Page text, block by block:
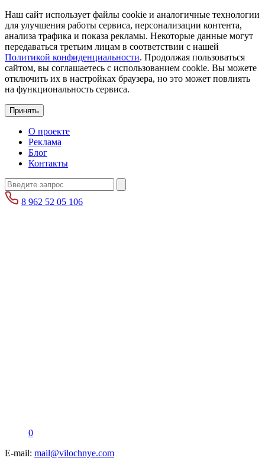
Наш сайт использует файлы cookie и аналогичные технологии
для улучшения работы сервиса, персонализации контента,
анализа трафика и показа рекламы. Некоторые данные могут
передаваться третьим лицам в соответствии с нашей
Политикой конфиденциальности. Продолжая пользоваться
сайтом, вы соглашаетесь с использованием cookie. Вы можете
отключить их в настройках браузера, но это может повлиять
на функциональность сервиса.
Принять
О проекте
Реклама
Блог
Контакты
8 962 52 05 106
0
E-mail: mail@vilochnye.com